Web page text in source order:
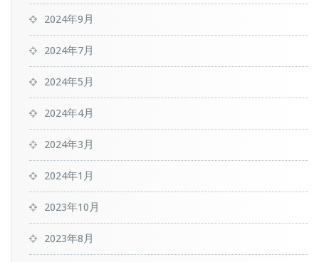
2024年9月
2024年7月
2024年5月
2024年4月
2024年3月
2024年1月
2023年10月
2023年8月